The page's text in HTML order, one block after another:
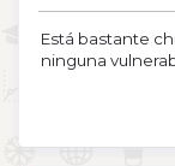
Está bastante
ninguna